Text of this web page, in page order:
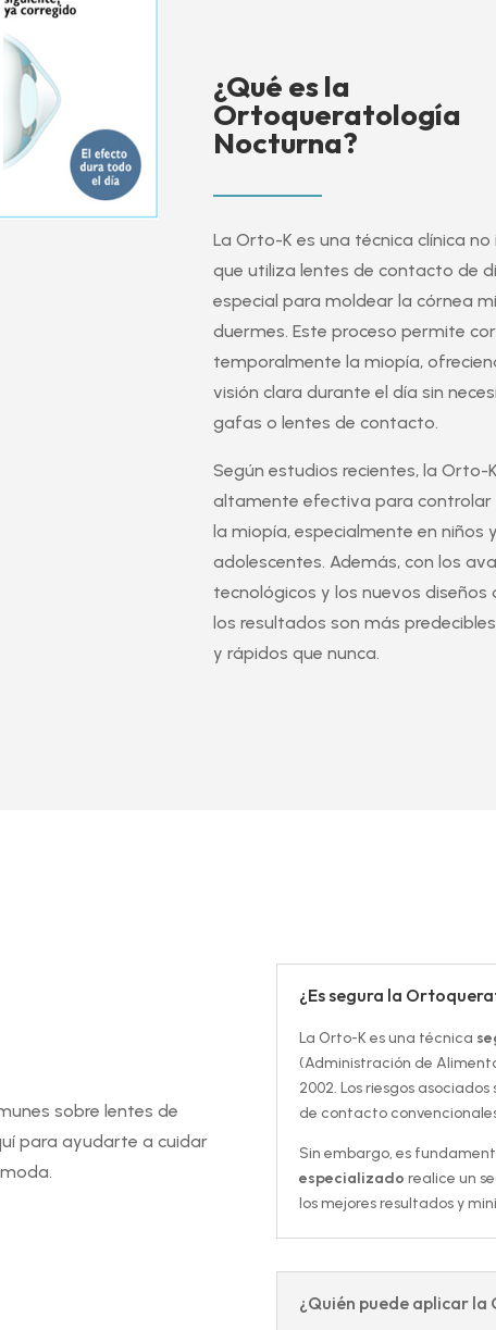
¿Qué es la
Ortoqueratología
Nocturna?
La Orto-K es una técnica clínica no
que utiliza lentes de contacto de
especial para moldear la córnea
duermes. Este proceso permite
temporalmente la miopía,
visión clara durante el día sin
gafas o lentes de contacto.
Según estudios recientes, la Orto-
altamente efectiva para controlar
la miopía, especialmente en niños y
adolescentes. Además, con los
tecnológicos y los nuevos diseños
los resultados son más
y rápidos que nunca.
sobre lentes de
para ayudarte a cuidar
¿Es segura la
La Orto-K es una técnica
(Administración de
2002. Los riesgos
de contacto
Sin embargo, es
especializado realice un
los mejores resultados y
¿Quién puede aplicar la